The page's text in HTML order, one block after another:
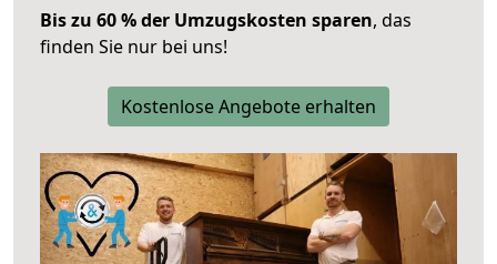
Bis zu 60 % der Umzugskosten sparen, das
finden Sie nur bei uns!
Kostenlose Angebote erhalten